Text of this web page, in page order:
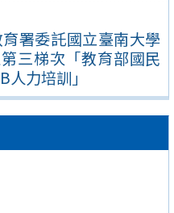
署委託國立臺南大學
三梯次「教育部國民
力培訓」